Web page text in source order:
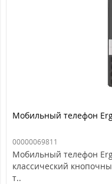
Мобильный телефон
00000069811
Мобильный телефон
классический
т..